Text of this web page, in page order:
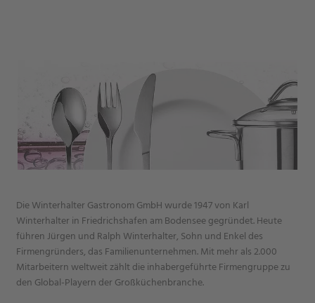
Die Winterhalter Gastronom GmbH wurde 1947 von Karl
Winterhalter in Friedrichshafen am Bodensee gegründet. Heute
führen Jürgen und Ralph Winterhalter, Sohn und Enkel des
Firmengründers, das Familienunternehmen. Mit mehr als 2.000
Mitarbeitern weltweit zählt die inhabergeführte Firmengruppe zu
den Global-Playern der Großküchenbranche.